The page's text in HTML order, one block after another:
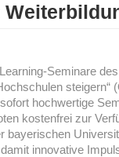
Seminare
steigern“
hochwertige
kostenfrei zur
bayerischen
innovative